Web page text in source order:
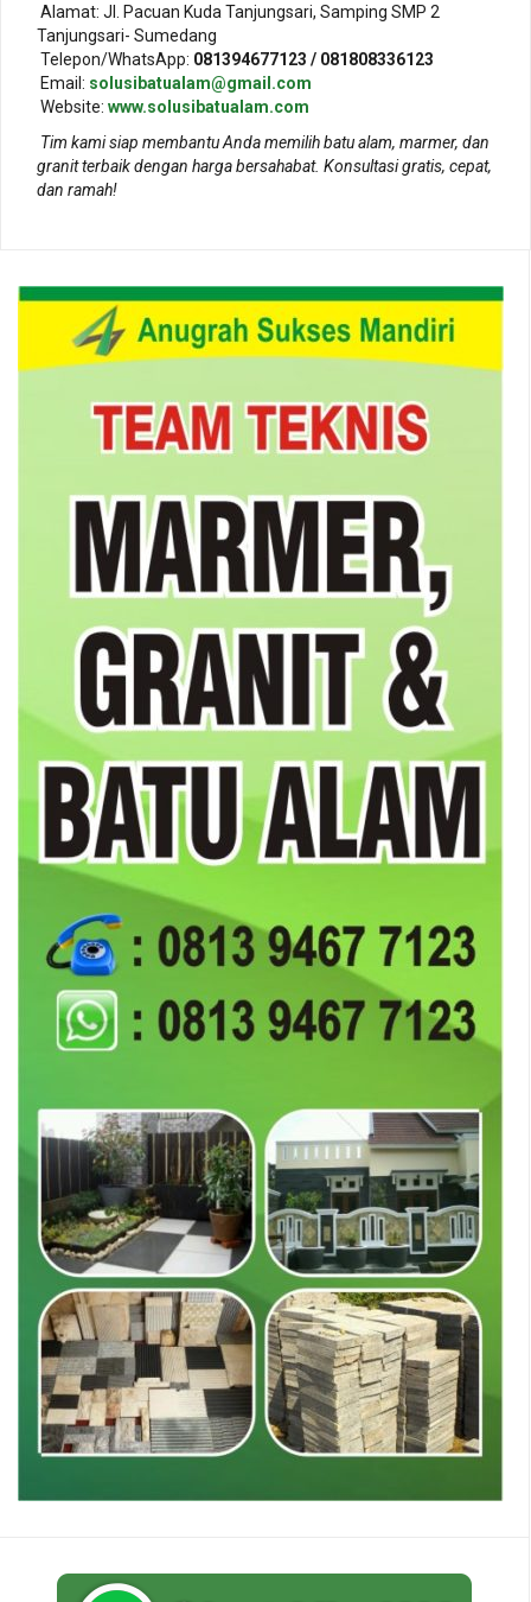
Alamat: Jl. Pacuan Kuda Tanjungsari, Samping SMP 2
Tanjungsari- Sumedang
Telepon/WhatsApp: 081394677123 / 081808336123
Email: solusibatualam@gmail.com
Website: www.solusibatualam.com
Tim kami siap membantu Anda memilih batu alam, marmer, dan
granit terbaik dengan harga bersahabat. Konsultasi gratis, cepat,
dan ramah!